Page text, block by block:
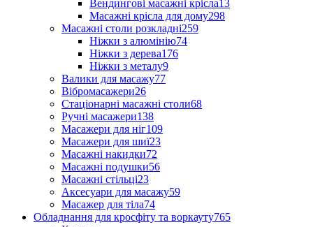
Вендингові масажні крісла13
Масажні крісла для дому298
Масажні столи розкладні259
Ніжки з алюмінію74
Ніжки з дерева176
Ніжки з металу9
Валики для масажу77
Вібромасажери26
Стаціонарні масажні столи68
Ручні масажери138
Масажери для ніг109
Масажери для шиї23
Масажні накидки72
Масажні подушки56
Масажні стільці23
Аксесуари для масажу59
Масажер для тіла74
Обладнання для кросфіту та воркауту765